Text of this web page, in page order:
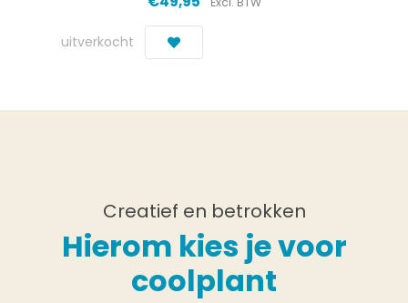
uitverkocht
Creatief en betrokken
Hierom kies je voor
coolplant